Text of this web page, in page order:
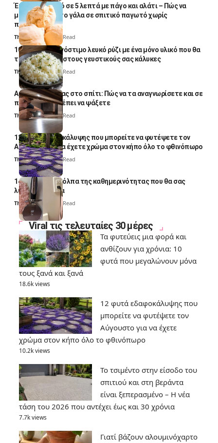
Έτοιμο παγωτό σε 5 λεπτά με πάγο και αλάτι – Πώς να
μετατρέψετε το γάλα σε σπιτικό παγωτό χωρίς
παγωτομηχανή
Thali Ombre 4 Min Read
10 φορές ποιο νόστιμο λευκό ρύζι με ένα μόνο υλικό που θα
το απογειώσει στους γευστικούς σας κάλυκες
Thali Ombre4 Min Read
Αυγά κατσαρίδας στο σπίτι: Πώς να τα αναγνωρίσετε και σε
ποια σημεία πρέπει να ψάξετε
Thali Ombre4 Min Read
12 φυτά εδαφοκάλυψης που μπορείτε να φυτέψετε τον
Αύγουστο για να έχετε χρώμα στον κήπο όλο το φθινόπωρο
Thali Ombre7 Min Read
14 πανέξυπνα κόλπα της καθημερινότητας που θα σας
λύσουν τα χέρια
Thali Ombre 6 Min Read
Viral τις τελευταίες 30 μέρες
Τα φυτεύεις μια φορά και
ανθίζουν για χρόνια: 10
φυτά που μεγαλώνουν μόνα
τους ξανά και ξανά
18.6k views
12 φυτά εδαφοκάλυψης που
μπορείτε να φυτέψετε τον
Αύγουστο για να έχετε
χρώμα στον κήπο όλο το φθινόπωρο
10.2k views
Το τσιμέντο στην είσοδο του
σπιτιού και στη βεράντα
είναι ξεπερασμένο – Η νέα
τάση του 2026 που αντέχει έως και 30 χρόνια
7.7k views
Γιατί βάζουν αλουμινόχαρτο